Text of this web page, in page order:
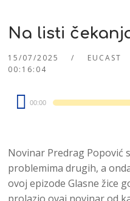
Na listi
15/07/2025 EUCAST
00:16:04
Audio
Player
00:00
Novinar Predrag Popović
problemima drugih, a
ovoj epizode Glasne žice